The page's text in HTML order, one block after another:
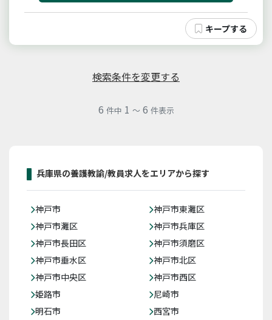
検索条件を変更する
6 件中 1 ～ 6 件表示
兵庫県の養護教諭/教員求人をエリアから探す
神戸市
神戸市東灘区
神戸市灘区
神戸市兵庫区
神戸市長田区
神戸市須磨区
神戸市垂水区
神戸市北区
神戸市中央区
神戸市西区
姫路市
尼崎市
明石市
西宮市